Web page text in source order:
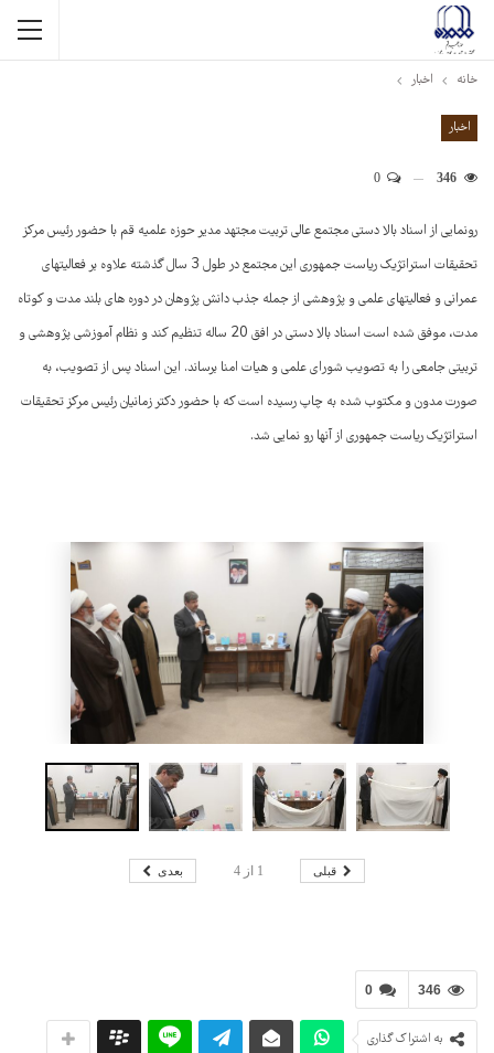
خانه اخبار
اخبار
346
رونمایی از اسناد بالا دستی مجتمع عالی تربیت مجتهد مدیر حوزه علمیه قم با حضور رئیس مرکز
تحقیقات استراتژیک ریاست جمهوری این مجتمع در طول 3 سال گذشته علاوه بر فعالیتهای
عمرانی و فعالیتهای علمی و پژوهشی از جمله جذب دانش پژوهان در دوره های بلند مدت و کوتاه
مدت، موفق شده است اسناد بالا دستی در افق 20 ساله تنظیم کند و نظام آموزشی پژوهشی و
تربیتی جامعی را به تصویب شورای علمی و هیات امنا برساند. این اسناد پس از تصویب، به
صورت مدون و مکتوب شده به چاپ رسیده است که با حضور دکتر زمانیان رئیس مرکز تحقیقات
استراتژیک ریاست جمهوری از آنها رو نمایی شد.
قبلی 1 از4 بعدی
0 346
به اشتراک گذاری